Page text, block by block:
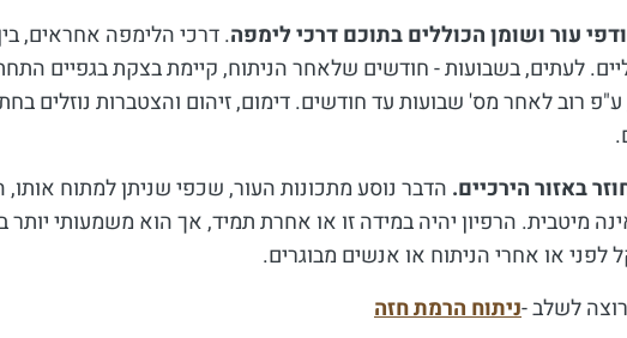
עור ושומן הכוללים בתוכם דרכי לימפה. דרכי הלימפה אחראים,
לעתים, בשבועות - חודשים שלאחר הניתוח, קיימת בצקת בגפיים
רוב לאחר מס' שבועות עד חודשים. דימום, זיהום והצטברות נוזלים
באזור הירכיים. הדבר נוסע מתכונות העור, שכפי שניתן למתוח אותו,
מיטבית. הרפיון יהיה במידה זו או אחרת תמיד, אך הוא משמעותי
לפני או אחרי הניתוח או אנשים מבוגרים.
לשלב -ניתוח הרמת חזה